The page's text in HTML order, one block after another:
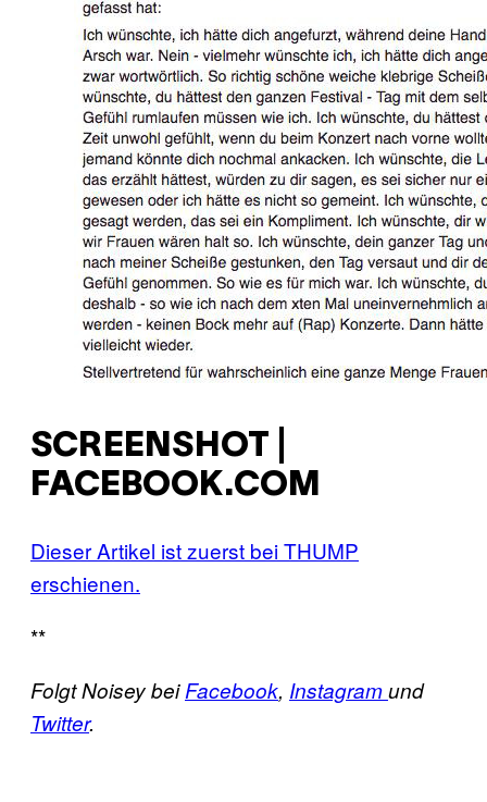
SCREENSHOT |
FACEBOOK.COM
Dieser Artikel ist zuerst bei THUMP
erschienen.
**
Folgt Noisey beiFacebook, Instagramund
Twitter.